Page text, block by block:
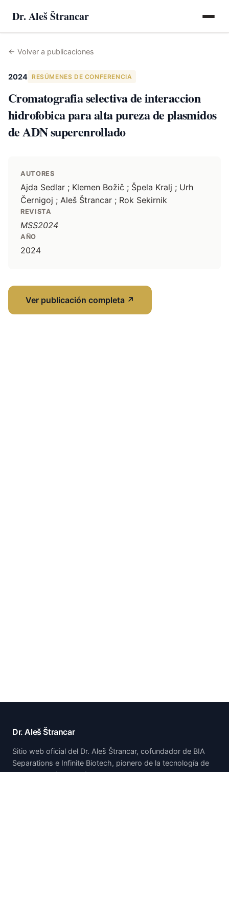
Dr. Aleš Štrancar
← Volver a publicaciones
2024 RESÚMENES DE CONFERENCIA
Cromatografia selectiva de interaccion
hidrofobica para alta pureza de plasmidos
de ADN superenrollado
AUTORES
Ajda Sedlar ; Klemen Božič ; Špela Kralj ; Urh
Černigoj ; Aleš Štrancar ; Rok Sekirnik
REVISTA
MSS2024
AÑO
2024
Ver publicación completa ↗
Dr. Aleš Štrancar
Sitio web oficial del Dr. Aleš Štrancar, cofundador de BIA
Separations e Infinite Biotech, pionero de la tecnología de
cromatografía monolítica CIM.